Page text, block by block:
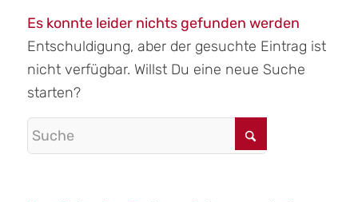
Es konnte leider nichts gefunden werden
Entschuldigung, aber der gesuchte Eintrag ist
nicht verfügbar. Willst Du eine neue Suche
starten?